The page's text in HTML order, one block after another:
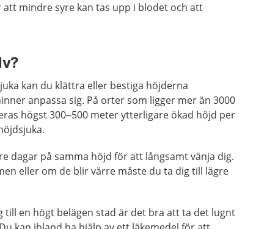
att mindre syre kan tas upp i blodet och att
kan du klättra eller bestiga höjderna
anpassa sig. På orter som ligger mer än 3000
högst 300–500 meter ytterligare ökad höjd per
dagar på samma höjd för att långsamt vänja dig.
eller om de blir värre måste du ta dig till lägre
till en högt belägen stad är det bra att ta det lugnt